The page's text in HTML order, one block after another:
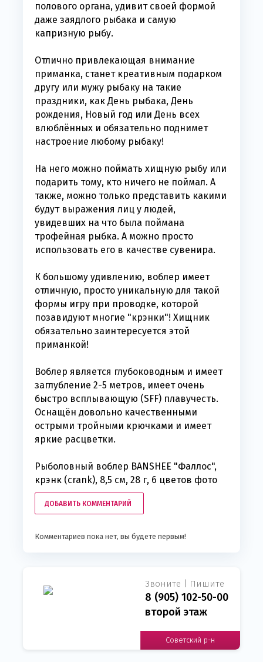
полового органа, удивит своей формой
даже заядлого рыбака и самую
капризную рыбу.
Отлично привлекающая внимание
приманка, станет креативным подарком
другу или мужу рыбаку на такие
праздники, как День рыбака, День
рождения, Новый год или День всех
влюблённых и обязательно поднимет
настроение любому рыбаку!
На него можно поймать хищную рыбу или
подарить тому, кто ничего не поймал. А
также, можно только представить какими
будут выражения лиц у людей,
увидевших на что была поймана
трофейная рыбка. А можно просто
использовать его в качестве сувенира.
К большому удивлению, воблер имеет
отличную, просто уникальную для такой
формы игру при проводке, которой
позавидуют многие "крэнки"! Хищник
обязательно заинтересуется этой
приманкой!
Воблер является глубоководным и имеет
заглубление 2-5 метров, имеет очень
быстро всплывающую (SFF) плавучесть.
Оснащён довольно качественными
острыми тройными крючками и имеет
яркие расцветки.
Рыболовный воблер BANSHEE "Фаллос",
крэнк (crank), 8,5 см, 28 г, 6 цветов фото
ДОБАВИТЬ КОММЕНТАРИЙ
Комментариев пока нет, вы будете первым!
Звоните | Пишите
8 (905) 102-50-00
второй этаж
Советский р-н